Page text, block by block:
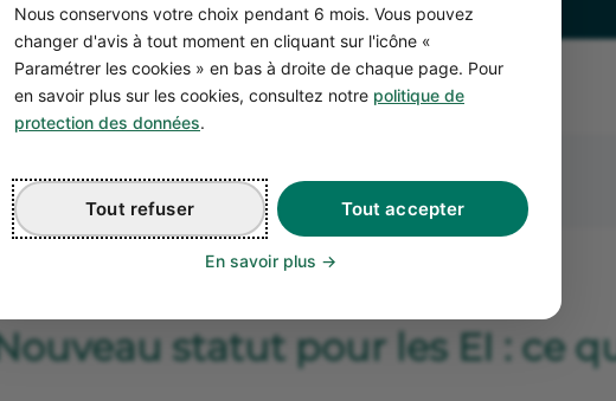
Nous conservons votre choix pendant 6 mois. Vous pouvez
changer d'avis à tout moment en cliquant sur l'icône «
Paramétrer les cookies » en bas à droite de chaque page. Pour
en savoir plus sur les cookies, consultez notre politique de
protection des données.
Tout accepter
Tout refuser
En savoir plus
statut pour les EI : ce